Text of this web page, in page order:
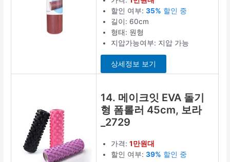
할인 여부:35% 할인 중
길이: 60cm
형태: 원형
지압가능여부: 지압 가능
상세정보 보기
14. 메이크잇 EVA 돌기
형 폼롤러 45cm, 보라
_2729
가격:1만원대
할인 여부:39% 할인 중